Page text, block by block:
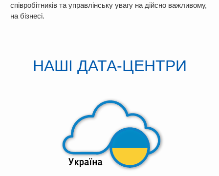
співробітників та управлінську увагу на дійсно важливому,
на бізнесі.
НАШІ ДАТА-ЦЕНТРИ